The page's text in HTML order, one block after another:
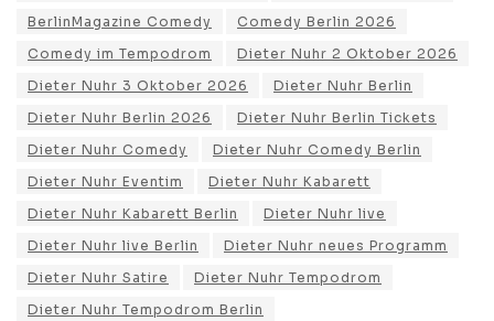
BerlinMagazine Comedy
Comedy Berlin 2026
Comedy im Tempodrom
Dieter Nuhr 2 Oktober 2026
Dieter Nuhr 3 Oktober 2026
Dieter Nuhr Berlin
Dieter Nuhr Berlin 2026
Dieter Nuhr Berlin Tickets
Dieter Nuhr Comedy
Dieter Nuhr Comedy Berlin
Dieter Nuhr Eventim
Dieter Nuhr Kabarett
Dieter Nuhr Kabarett Berlin
Dieter Nuhr live
Dieter Nuhr live Berlin
Dieter Nuhr neues Programm
Dieter Nuhr Satire
Dieter Nuhr Tempodrom
Dieter Nuhr Tempodrom Berlin